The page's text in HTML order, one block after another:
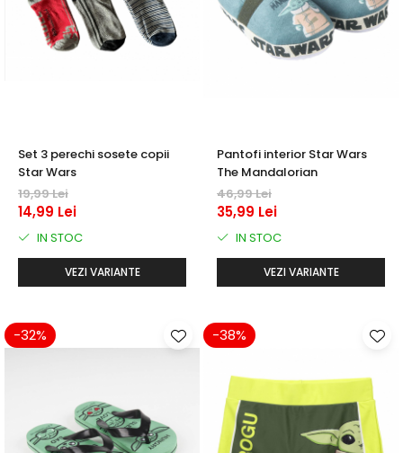
Set 3 perechi sosete copii
Star Wars
19,99 Lei
14,99 Lei
IN STOC
VEZI VARIANTE
Pantofi interior Star Wars
The Mandalorian
46,99 Lei
35,99 Lei
IN STOC
VEZI VARIANTE
-32% -38%